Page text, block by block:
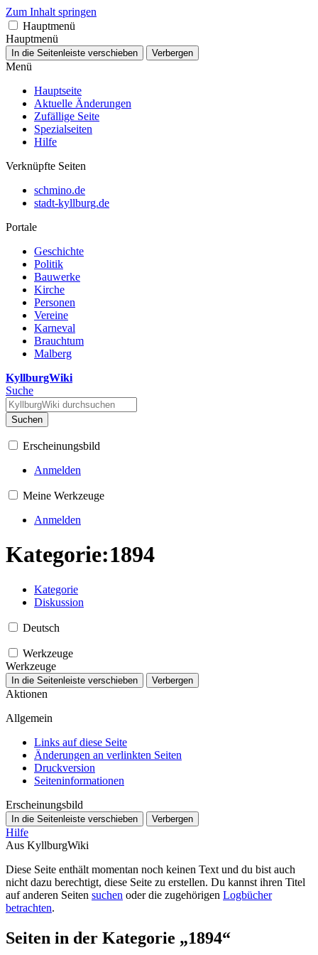
Zum Inhalt springen
Hauptmenü
Hauptmenü
In die Seitenleiste verschieben Verbergen
Menü
Hauptseite
Aktuelle Änderungen
Zufällige Seite
Spezialseiten
Hilfe
Verknüpfte Seiten
schmino.de
stadt-kyllburg.de
Portale
Geschichte
Politik
Bauwerke
Kirche
Personen
Vereine
Karneval
Brauchtum
Malberg
KyllburgWiki
Suche
Suchen
Erscheinungsbild
Anmelden
Meine Werkzeuge
Anmelden
Kategorie:1894
Kategorie
Diskussion
Deutsch
Werkzeuge
Werkzeuge
In die Seitenleiste verschieben Verbergen
Aktionen
Allgemein
Links auf diese Seite
Änderungen an verlinkten Seiten
Druckversion
Seiten­­informationen
Erscheinungsbild
In die Seitenleiste verschieben Verbergen
Hilfe
Aus KyllburgWiki
Diese Seite enthält momentan noch keinen Text und du bist auch
nicht dazu berechtigt, diese Seite zu erstellen. Du kannst ihren Titel
auf anderen Seiten suchen oder die zugehörigen Logbücher
betrachten.
Seiten in der Kategorie „1894“